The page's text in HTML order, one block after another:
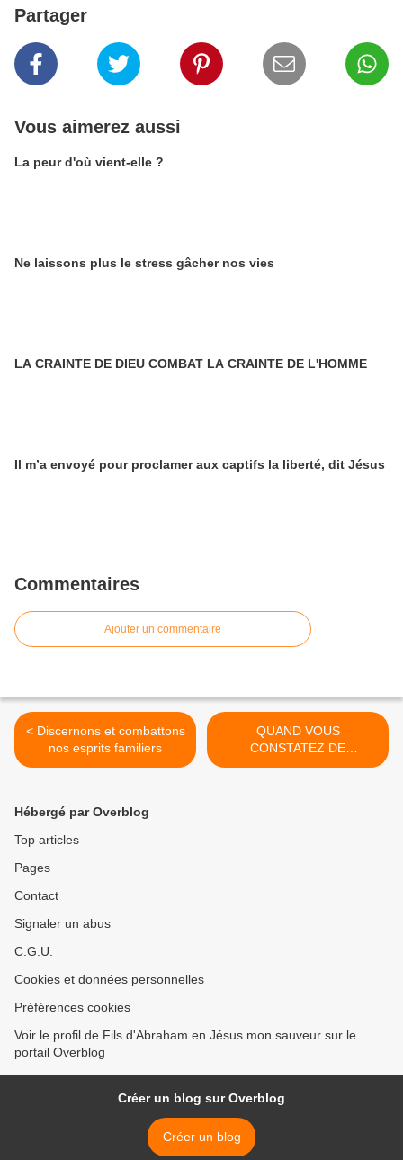
Partager
Vous aimerez aussi
La peur d'où vient-elle ?
Ne laissons plus le stress gâcher nos vies
LA CRAINTE DE DIEU COMBAT LA CRAINTE DE L'HOMME
Il m’a envoyé pour proclamer aux captifs la liberté, dit Jésus
Commentaires
Ajouter un commentaire
< Discernons et combattons
nos esprits familiers
QUAND VOUS
CONSTATEZ DE
L'INJUSTICE >
Hébergé par Overblog
Top articles
Pages
Contact
Signaler un abus
C.G.U.
Cookies et données personnelles
Préférences cookies
Voir le profil de Fils d'Abraham en Jésus mon sauveur sur le
portail Overblog
Créer un blog sur Overblog
Créer un blog